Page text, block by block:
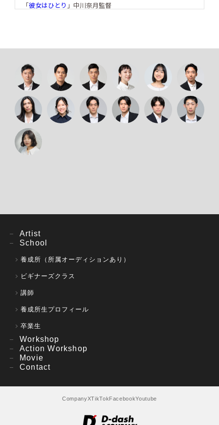
「彼女はひとり 」中川奈月監督
「拝啓、永田町」土田ひろかず監督【主演】峰山昇太郎役
「シュシュシュの娘」
入江悠監督
2020
「狂武蔵」
下村勇二監督 藤堂兼次役
「みをつくし料理帖」角川春樹監督
「初恋」
「AI崩壊」
「スマホを落としただけなのに2」中田秀夫監督（捜査員
『彼女はひとり』
2017
『世界を変えなかった不確かな罪』 奥田裕介 監督
『22年目の告白〜私が殺人犯です』
『蠱毒ミートボールマシン』
『オーバーフェンス』
『雨ふって、大地うるおう』
『ゴーストフラワーズ 《ザ レバー》』石原貴洋 監督
2015
ゆうばり国際ファンタスティック映画祭2015 招待第16回ドイ
オレンス、3番勝負」、テアトル新宿で7月開催
THE NEXT GENERATION パトレイバー首都決戦
Artist
School
養成所（所属オーディションあり）
ビギナーズクラス
講師
養成所生プロフィール
卒業生
Workshop
Action Workshop
Movie
Contact
CompanyXTikTokFacebookYoutube